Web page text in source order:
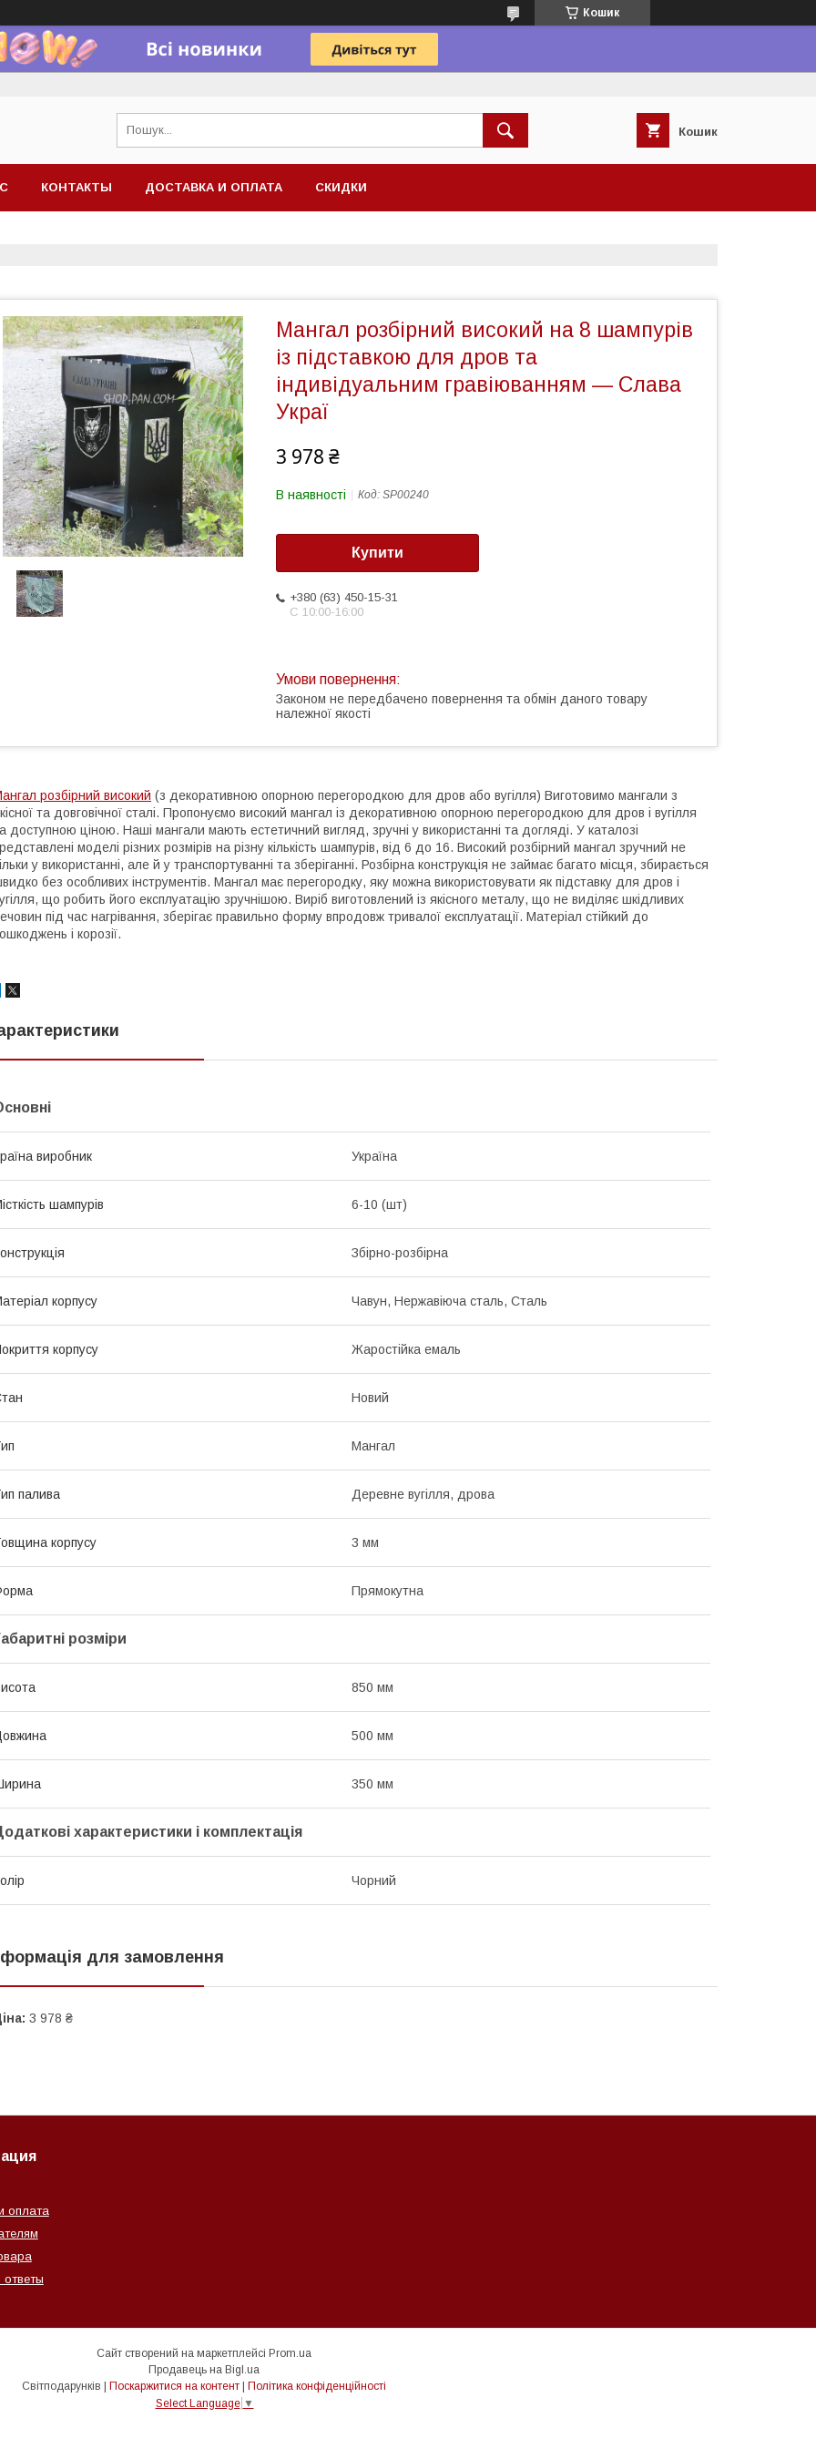
Кошик
Кошик
КОНТАКТЫ ДОСТАВКА И ОПЛАТА СКИДКИ
Мангал розбірний високий на 8 шампурів
із підставкою для дров та
індивідуальним гравіюванням — Cлава
Украї
3 978 ₴
В наявності Код: SP00240
Купити
+380 (63) 450-15-31
С 10:00-16:00
Законом не передбачено повернення та обмін даного товару
належної якості
розбірний високий (з декоративною опорною перегородкою для дров або вугілля) Виготовимо мангали з
та довговічної сталі. Пропонуємо високий мангал із декоративною опорною перегородкою для дров і вугілля
доступною ціною. Наші мангали мають естетичний вигляд, зручні у використанні та догляді. У каталозі
моделі різних розмірів на різну кількість шампурів, від 6 до 16. Високий розбірний мангал зручний не
у використанні, але й у транспортуванні та зберіганні. Розбірна конструкція не займає багато місця, збирається
без особливих інструментів. Мангал має перегородку, яку можна використовувати як підставку для дров і
що робить його експлуатацію зручнішою. Виріб виготовлений із якісного металу, що не виділяє шкідливих
під час нагрівання, зберігає правильно форму впродовж тривалої експлуатації. Матеріал стійкий до
і корозії.
виробник Україна
шампурів 6-10 (шт)
Збірно-розбірна
корпусу Чавун, Нержавіюча сталь, Сталь
корпусу Жаростійка емаль
Новий
Мангал
палива Деревне вугілля, дрова
корпусу 3 мм
Прямокутна
розміри
850 мм
500 мм
350 мм
характеристики і комплектація
Чорний
для замовлення
3 978 ₴
оплата
Сайт створений на маркетплейсі Prom.ua
Продавець на Bigl.ua
Поскаржитися на контент
Політика конфіденційності
Select Language ▼